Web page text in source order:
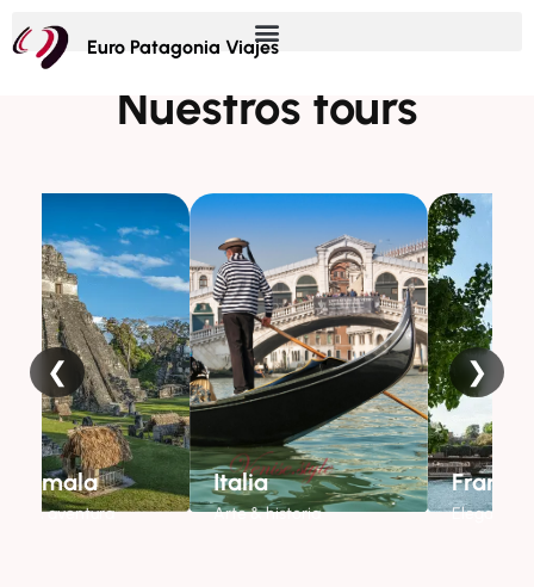
Euro Patagonia Viajes
Nuestros tours
❮
Italia
Arte & historia
Francia
Elegancia & encanto
❯